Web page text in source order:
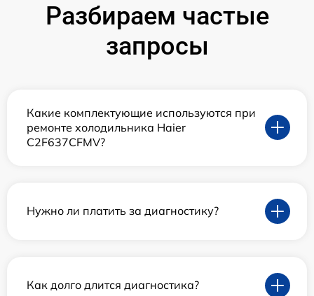
Разбираем частые
запросы
Какие комплектующие используются при
ремонте холодильника Haier
C2F637CFMV?
Нужно ли платить за диагностику?
Как долго длится диагностика?